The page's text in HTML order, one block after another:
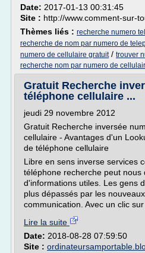
Date: 2017-01-13 00:31:45
Site : http://www.comment-sur-
Thèmes liés : recherche numero
recherche de nom par numero de
numero de cellulaire gratuit/ trouver
recherche nom par numero de
Gratuit Recherche
téléphone cellulaire ...
jeudi 29 novembre 2012
Gratuit Recherche inversée
cellulaire - Avantages d'un
de téléphone cellulaire
Libre en sens inverse services
téléphone recherche peut nous
d'informations utiles. Les gens
plus dépassés par les
communication. Avec un clic sur
Lire la suite
Date: 2018-08-28 07:59:50
Site :